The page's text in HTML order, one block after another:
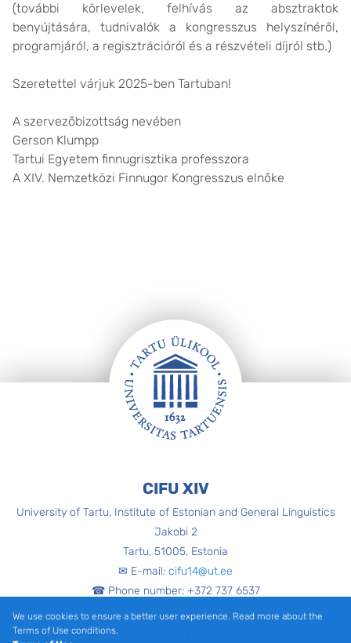
(további körlevelek, felhívás az absztraktok
benyújtására, tudnivalók a kongresszus helyszínéről,
programjáról, a regisztrációról és a részvételi díjról stb.)
Szeretettel várjuk 2025-ben Tartuban!
A szervezőbizottság nevében
Gerson Klumpp
Tartui Egyetem finnugrisztika professzora
A XIV. Nemzetközi Finnugor Kongresszus elnőke
CIFU XIV
University of Tartu, Institute of Estonian and General Linguistics
Jakobi 2
Tartu, 51005, Estonia
✉ E-mail: cifu14@ut.ee
☎ Phone number: +372 737 6537
We use cookies to ensure a better user experience. Read more about the
Terms of Use conditions.